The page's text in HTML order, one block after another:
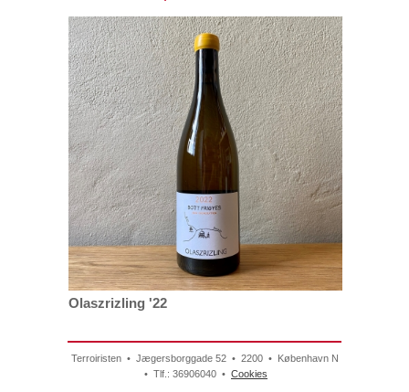
Olaszrizling '22
Terroiristen • Jægersborggade 52 • 2200 • København N
• Tlf.: 36906040 • Cookies